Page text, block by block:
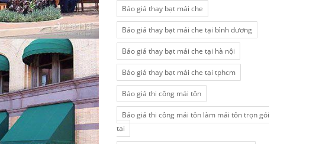
Báo giá thay bạt mái che
Báo giá thay bạt mái che tại bình dương
Báo giá thay bạt mái che tại hà nội
Báo giá thay bạt mái che tại tphcm
Báo giá thi công mái tôn
Báo giá thi công mái tôn làm mái tôn trọn gói
tại